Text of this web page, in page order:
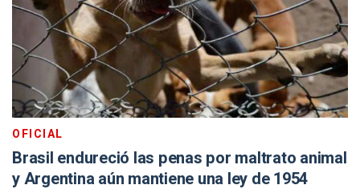
OFICIAL
Brasil endureció las penas por maltrato animal
y Argentina aún mantiene una ley de 1954